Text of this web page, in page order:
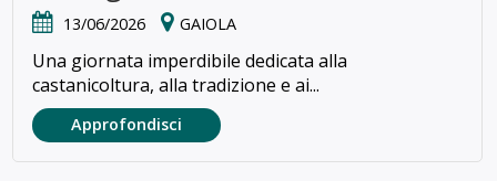
13/06/2026 GAIOLA
Una giornata imperdibile dedicata alla
castanicoltura, alla tradizione e ai...
Approfondisci